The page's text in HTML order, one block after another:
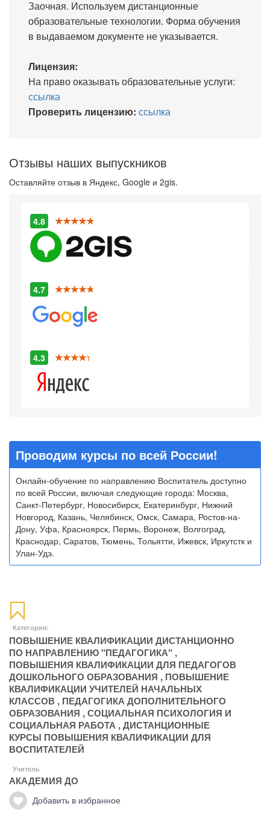
Заочная. Используем дистанционные
образовательные технологии. Форма обучения
в выдаваемом документе не указывается.
Лицензия:
На право оказывать образовательные услуги:
ссылка
Проверить лицензию: ссылка
Отзывы наших выпускников
Оставляйте отзыв в Яндекс, Google и 2gis.
4.8
4.7
4.3
Проводим курсы по всей России!
Онлайн-обучение по направлению Воспитатель доступно
по всей России, включая следующие города: Москва,
Санкт-Петербург, Новосибирск, Екатеринбург, Нижний
Новгород, Казань, Челябинск, Омск, Самара, Ростов-на-
Дону, Уфа, Красноярск, Пермь, Воронеж, Волгоград,
Краснодар, Саратов, Тюмень, Тольятти, Ижевск, Иркутстк и
Улан-Удэ.
Категория:
ПОВЫШЕНИЕ КВАЛИФИКАЦИИ ДИСТАНЦИОННО
ПО НАПРАВЛЕНИЮ "ПЕДАГОГИКА" ,
ПОВЫШЕНИЯ КВАЛИФИКАЦИИ ДЛЯ ПЕДАГОГОВ
ДОШКОЛЬНОГО ОБРАЗОВАНИЯ , ПОВЫШЕНИЕ
КВАЛИФИКАЦИИ УЧИТЕЛЕЙ НАЧАЛЬНЫХ
КЛАССОВ , ПЕДАГОГИКА ДОПОЛНИТЕЛЬНОГО
ОБРАЗОВАНИЯ ,СОЦИАЛЬНАЯ ПСИХОЛОГИЯ И
СОЦИАЛЬНАЯ РАБОТА ,ДИСТАНЦИОННЫЕ
КУРСЫ ПОВЫШЕНИЯ КВАЛИФИКАЦИИ ДЛЯ
ВОСПИТАТЕЛЕЙ
Учитель
АКАДЕМИЯ ДО
Добавить в избранное